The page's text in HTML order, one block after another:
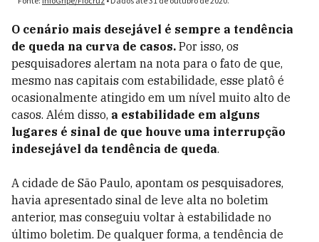
O cenário mais desejável é sempre a tendência
de queda na curva de casos. Por isso, os
pesquisadores alertam na nota para o fato de que,
mesmo nas capitais com estabilidade, esse platô é
ocasionalmente atingido em um nível muito alto de
casos. Além disso, a estabilidade em alguns
lugares é sinal de que houve uma interrupção
indesejável da tendência de queda.
A cidade de São Paulo, apontam os pesquisadores,
havia apresentado sinal de leve alta no boletim
anterior, mas conseguiu voltar à estabilidade no
último boletim. De qualquer forma, a tendência de